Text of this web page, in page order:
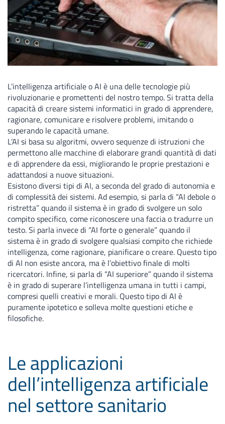
L’intelligenza artificiale o AI è una delle tecnologie più
rivoluzionarie e promettenti del nostro tempo. Si tratta della
capacità di creare sistemi informatici in grado di apprendere,
ragionare, comunicare e risolvere problemi, imitando o
superando le capacità umane.
L’AI si basa su algoritmi, ovvero sequenze di istruzioni che
permettono alle macchine di elaborare grandi quantità di dati
e di apprendere da essi, migliorando le proprie prestazioni e
adattandosi a nuove situazioni.
Esistono diversi tipi di AI, a seconda del grado di autonomia e
di complessità dei sistemi. Ad esempio, si parla di “AI debole o
ristretta” quando il sistema è in grado di svolgere un solo
compito specifico, come riconoscere una faccia o tradurre un
testo. Si parla invece di “AI forte o generale” quando il
sistema è in grado di svolgere qualsiasi compito che richiede
intelligenza, come ragionare, pianificare o creare. Questo tipo
di AI non esiste ancora, ma è l’obiettivo finale di molti
ricercatori. Infine, si parla di “AI superiore” quando il sistema
è in grado di superare l’intelligenza umana in tutti i campi,
compresi quelli creativi e morali. Questo tipo di AI è
puramente ipotetico e solleva molte questioni etiche e
filosofiche.
Le applicazioni
dell’intelligenza artificiale
nel settore sanitario